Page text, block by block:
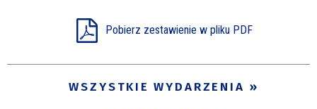
Pobierz zestawienie w pliku PDF
WSZYSTKIE WYDARZENIA